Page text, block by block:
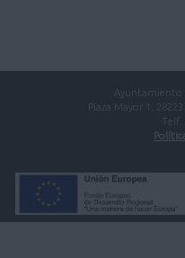
Ayuntamiento
Plaza Mayor 1,
Telf.